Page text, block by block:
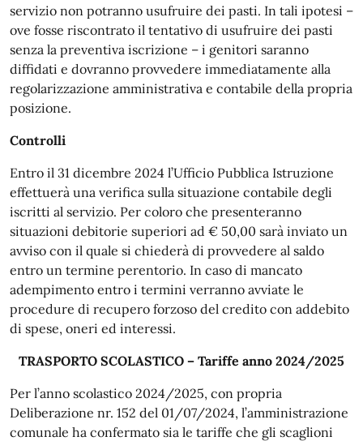
servizio non potranno usufruire dei pasti. In tali ipotesi –
ove fosse riscontrato il tentativo di usufruire dei pasti
senza la preventiva iscrizione – i genitori saranno
diffidati e dovranno provvedere immediatamente alla
regolarizzazione amministrativa e contabile della propria
posizione.
Controlli
Entro il 31 dicembre 2024 l’Ufficio Pubblica Istruzione
effettuerà una verifica sulla situazione contabile degli
iscritti al servizio. Per coloro che presenteranno
situazioni debitorie superiori ad € 50,00 sarà inviato un
avviso con il quale si chiederà di provvedere al saldo
entro un termine perentorio. In caso di mancato
adempimento entro i termini verranno avviate le
procedure di recupero forzoso del credito con addebito
di spese, oneri ed interessi.
TRASPORTO SCOLASTICO – Tariffe anno 2024/2025
Per l’anno scolastico 2024/2025, con propria
Deliberazione nr. 152 del 01/07/2024, l’amministrazione
comunale ha confermato sia le tariffe che gli scaglioni